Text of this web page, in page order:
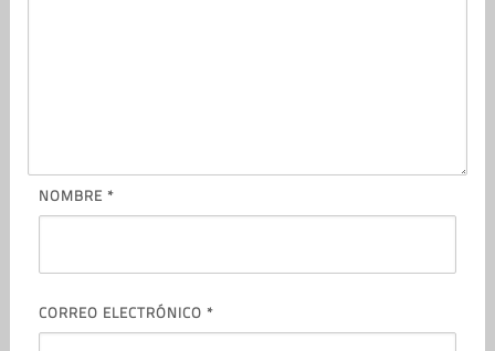
NOMBRE *
CORREO ELECTRÓNICO *